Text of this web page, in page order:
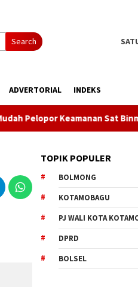
Search
ADVERTORIAL INDEKS
Keamanan Sat Binmas Bina
TOPIK POPULER
BOLMONG
KOTAMOBAGU
PJ WALI KOTA
DPRD
BOLSEL